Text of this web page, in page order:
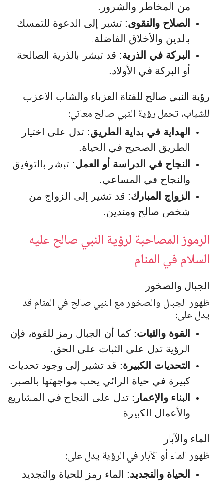
من المخاطر والشرور.
الصلاح والتقوى: تشير إلى الدعوة للتمسك
بالدين والأخلاق الفاضلة.
البركة في الذرية: قد تبشر بالذرية الصالحة
أو البركة في الأولاد.
رؤية النبي صالح للفتاة العزباء والشاب الاعزب
للشباب، تحمل رؤية النبي صالح معاني:
الهداية في بداية الطريق: تدل على اختيار
الطريق الصحيح في الحياة.
النجاح في الدراسة أو العمل: تبشر بالتوفيق
والنجاح في المساعي.
الزواج المبارك: قد تشير إلى الزواج من
شخص صالح ومتدين.
الرموز المصاحبة لرؤية النبي صالح عليه
السلام في المنام
الجبال والصخور
ظهور الجبال والصخور مع النبي صالح في المنام قد
يدل على:
القوة والثبات: كما أن الجبال رمز للقوة، فإن
الرؤية تدل على الثبات على الحق.
التحديات الكبيرة: قد تشير إلى وجود تحديات
كبيرة في حياة الرائي يجب مواجهتها بالصبر.
البناء والإعمار : تدل على النجاح في المشاريع
والأعمال الكبيرة.
الماء والآبار
ظهور الماء أو الآبار في الرؤية يدل على:
الحياة والتجديد: الماء رمز للحياة والتجديد